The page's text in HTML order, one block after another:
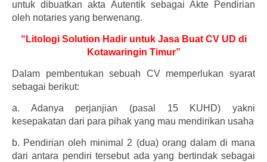
untuk dibuatkan akta Autentik sebagai Akte Pendirian
oleh notaries yang berwenang.
“Litologi Solution Hadir untuk Jasa Buat CV UD di
Kotawaringin Timur”
Dalam pembentukan sebuah CV memperlukan syarat
sebagai berikut:
a.
Adanya perjanjian (pasal 15 KUHD) yakni
kesepakatan dari para pihak yang mau mendirikan usaha
b. Pendirian oleh minimal 2 (dua) orang dalam di mana
dari antara pendiri tersebut ada yang bertindak sebagai